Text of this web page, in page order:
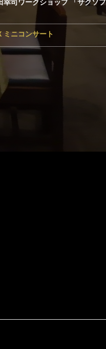
幸司ワークショップ 「サクソ
ニコンサート